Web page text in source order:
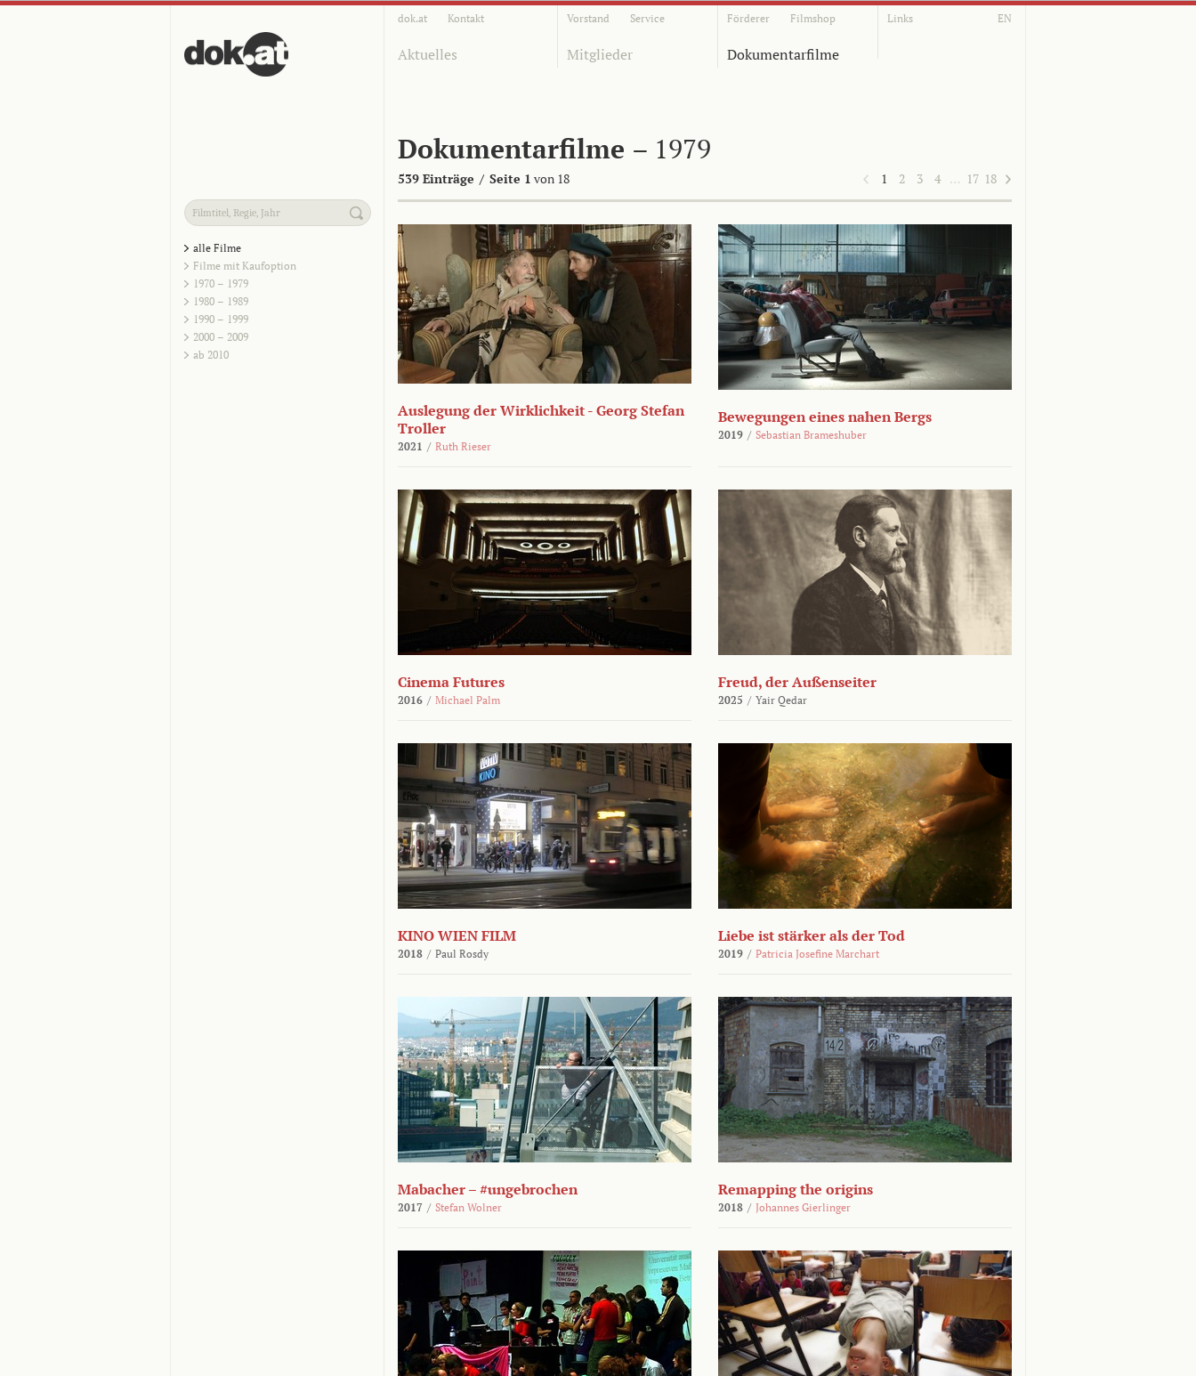
dok.at Kontakt Vorstand Service Förderer Filmshop Links EN
Aktuelles Mitglieder Dokumentarfilme
Dokumentarfilme – 1979
539 Einträge / Seite 1 von 18 1 2 3 4 … 17 18
alle Filme
Filme mit Kaufoption
1970 – 1979
1980 – 1989
1990 – 1999
2000 – 2009
ab 2010
Auslegung der Wirklichkeit - Georg Stefan
Troller
2021 / Ruth Rieser
Bewegungen eines nahen Bergs
2019 / Sebastian Brameshuber
Cinema Futures
2016 / Michael Palm
Freud, der Außenseiter
2025 / Yair Qedar
KINO WIEN FILM
2018 / Paul Rosdy
Liebe ist stärker als der Tod
2019 / Patricia Josefine Marchart
Mabacher – #ungebrochen
2017 / Stefan Wolner
Remapping the origins
2018 / Johannes Gierlinger